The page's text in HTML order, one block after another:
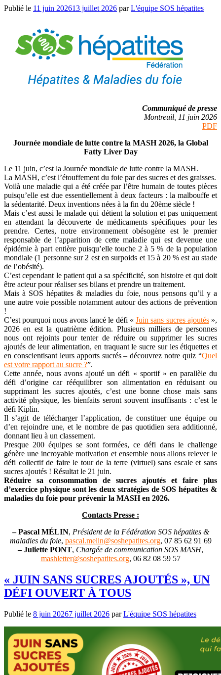
Publié le 11 juin 202613 juillet 2026 parL'équipe SOS hépatites
Communiqué de presse
Montreuil, 11 juin 2026
PDF
Journée mondiale de lutte contre la MASH 2026, la Global
Fatty Liver Day
Le 11 juin, c’est la Journée mondiale de lutte contre la MASH.
La MASH, c’est l’étouffement du foie par des sucres et des graisses.
Voilà une maladie qui a été créée par l’être humain de toutes pièces
puisqu’elle est due essentiellement à deux facteurs : la malbouffe et
la sédentarité. Deux inventions nées à la fin du 20ème siècle !
Mais c’est aussi le malade qui détient la solution et pas uniquement
en attendant la découverte de médicaments spécifiques pour les
prendre. Certes, notre environnement obésogène est le premier
responsable de l’apparition de cette maladie qui est devenue une
épidémie à part entière puisqu’elle touche 2 à 5 % de la population
mondiale (1 personne sur 2 est en surpoids et 15 à 20 % est au stade
de l’obésité).
C’est cependant le patient qui a sa spécificité, son histoire et qui doit
être acteur pour réaliser ses bilans et prendre un traitement.
Mais à SOS hépatites & maladies du foie, nous pensons qu’il y a
une autre voie possible notamment autour des actions de prévention
!
C’est pourquoi nous avons lancé le défi « Juin sans sucres ajoutés»,
2026 en est la quatrième édition. Plusieurs milliers de personnes
nous ont rejoints pour tenter de réduire ou supprimer les sucres
ajoutés de leur alimentation, en traquant le sucre sur les étiquettes et
en conscientisant leurs apports sucrés – découvrez notre quiz “Quel
est votre rapport au sucre ?”.
Cette année, nous avons ajouté un défi « sportif » en parallèle du
défi d’origine car rééquilibrer son alimentation en réduisant ou
supprimant les sucres ajoutés, c’est une bonne chose mais sans
activité physique, les bienfaits seront souvent insuffisants : c’est le
défi Kiplin.
Il s’agit de télécharger l’application, de constituer une équipe ou
d’en rejoindre une, et le nombre de pas quotidien sera additionné,
donnant lieu à un classement.
Presque 200 équipes se sont formées, ce défi dans le challenge
génère une incroyable motivation et ensemble nous allons relever le
défi collectif de faire le tour de la terre (virtuel) sans escale et sans
sucres ajoutés ! Résultat le 21 juin.
Réduire sa consommation de sucres ajoutés et faire plus
d’exercice physique sont les deux stratégies de SOS hépatites &
maladies du foie pour prévenir la MASH en 2026.
Contacts Presse :
– Pascal MÉLIN, Président de la Fédération SOS hépatites &
maladies du foie, pascal.melin@soshepatites.org, 07 85 62 91 69
– Juliette PONT, Chargée de communication SOS MASH,
mashletter@soshepatites.org, 06 82 08 59 57
« JUIN SANS SUCRES AJOUTÉS », UN
DÉFI OUVERT À TOUS
Publié le 8 juin 20267 juillet 2026 parL'équipe SOS hépatites